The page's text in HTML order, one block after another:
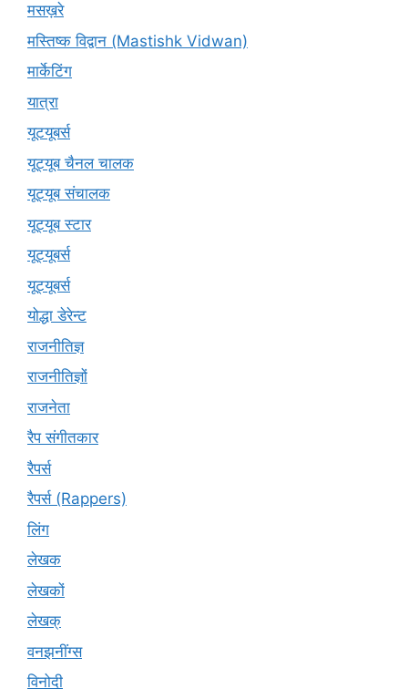
मसख़रे
मस्तिष्क विद्वान (Mastishk Vidwan)
मार्केटिंग
यात्रा
यूटयूबर्स
यूट्यूब चैनल चालक
यूट्यूब संचालक
यूट्यूब स्टार
यूट्‍यूबर्स
यूट्यूबर्स
योद्धा डेरेन्ट
राजनीतिज्ञ
राजनीतिज्ञों
राजनेता
रैप संगीतकार
रैपर्स
रैपर्स (Rappers)
लिंग
लेखक
लेखकों
लेखक्
वनझनींग्स
विनोदी